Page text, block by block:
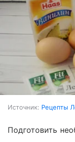
Источник: Рецепты
Подготовить